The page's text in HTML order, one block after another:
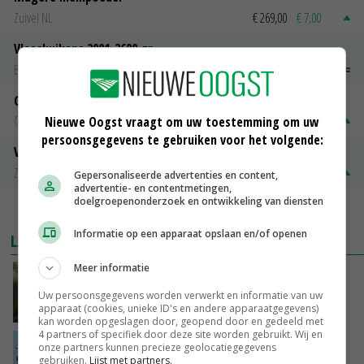
Zuivel NL
€ 269,00 € 7,00
Vleeskuikens 2001-2600 gr
Barneveld
€ 1,09
Gerst
Groningen
€ 197,00 € 2,00
Volle melkpoeder
Zuivel NL
€ 345,00
LAATSTE NIEUWS
‘Samenwerking A-ware en Amalthea gaat
zorgen voor meer balans’
GISTEREN, 16:01
Internationale vraag naar geitenzuivel blijft
Nieuwe Oogst vraagt om uw toestemming om uw
persoonsgegevens te gebruiken voor het volgende:
Gepersonaliseerde advertenties en content,
advertentie- en contentmetingen,
doelgroepenonderzoek en ontwikkeling van diensten
Informatie op een apparaat opslaan en/of openen
Meer informatie
Uw persoonsgegevens worden verwerkt en informatie van uw
apparaat (cookies, unieke ID's en andere apparaatgegevens)
kan worden opgeslagen door, geopend door en gedeeld met
4 partners of specifiek door deze site worden gebruikt. Wij en
onze partners kunnen precieze geolocatiegegevens
gebruiken. Lijst met partners.